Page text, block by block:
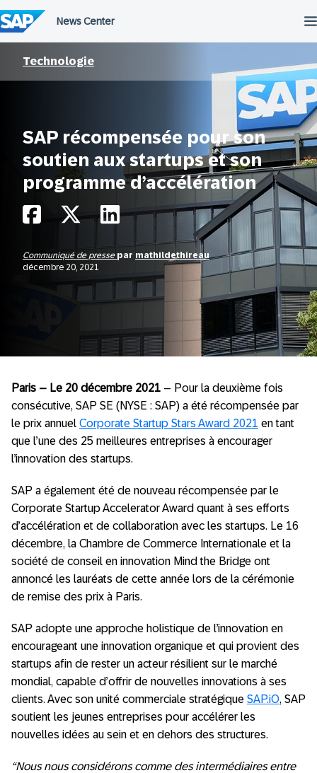
au
contenu
Technologie
SAP récompensée pour son
soutien aux startups et son
programme d’accélération
Communiqué de presse par mathildethireau
décembre 20, 2021
Paris – Le 20 décembre 2021 – Pour la deuxième fois
consécutive, SAP SE (NYSE : SAP) a été récompensée par
le prix annuel Corporate Startup Stars Award 2021 en tant
que l’une des 25 meilleures entreprises à encourager
l’innovation des startups.
SAP a également été de nouveau récompensée par le
Corporate Startup Accelerator Award quant à ses efforts
d’accélération et de collaboration avec les startups. Le 16
décembre, la Chambre de Commerce Internationale et la
société de conseil en innovation Mind the Bridge ont
annoncé les lauréats de cette année lors de la cérémonie
de remise des prix à Paris.
SAP adopte une approche holistique de l’innovation en
encourageant une innovation organique et qui provient des
startups afin de rester un acteur résilient sur le marché
mondial, capable d’offrir de nouvelles innovations à ses
clients. Avec son unité commerciale stratégique SAP.iO, SAP
soutient les jeunes entreprises pour accélérer les
nouvelles idées au sein et en dehors des structures.
“Nous nous considérons comme des intermédiaires entre